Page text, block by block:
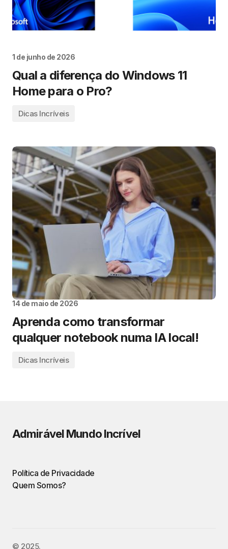
1 de junho de 2026
Qual a diferença do Windows 11
Home para o Pro?
Dicas Incríveis
14 de maio de 2026
Aprenda como transformar
qualquer notebook numa IA local!
Dicas Incríveis
Admirável Mundo Incrível
Política de Privacidade
Quem Somos?
©️ 2025.